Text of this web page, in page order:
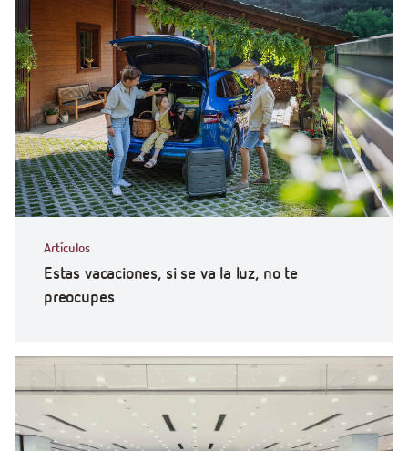
Artículos
Estas vacaciones, si se va la luz, no te
preocupes